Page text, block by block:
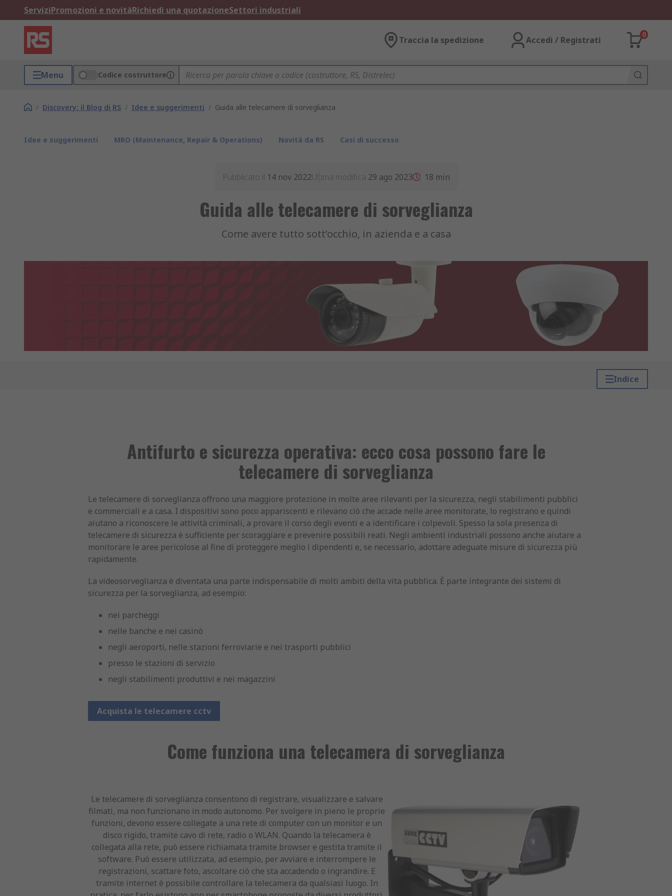
ServiziPromozioni e novitàRichiedi una quotazioneSettori industriali
Traccia la spedizione Accedi / Registrati
0
Menu Codice costruttore
/ Discovery: il Blog di RS / Idee e suggerimenti / Guida alle telecamere di sorveglianza
Idee e suggerimenti MRO (Maintenance, Repair & Operations) Novità da RS Casi di successo
Pubblicato il 14 nov 2022Ultima modifica 29 ago 2023 18 min
Guida alle telecamere di sorveglianza
Come avere tutto sott’occhio, in azienda e a casa
Indice
Antifurto e sicurezza operativa: ecco cosa possono fare le
telecamere di sorveglianza
Le telecamere di sorveglianza offrono una maggiore protezione in molte aree rilevanti per la sicurezza, negli stabilimenti pubblici
e commerciali e a casa. I dispositivi sono poco appariscenti e rilevano ciò che accade nelle aree monitorate, lo registrano e quindi
aiutano a riconoscere le attività criminali, a provare il corso degli eventi e a identificare i colpevoli. Spesso la sola presenza di
telecamere di sicurezza è sufficiente per scoraggiare e prevenire possibili reati. Negli ambienti industriali possono anche aiutare a
monitorare le aree pericolose al fine di proteggere meglio i dipendenti e, se necessario, adottare adeguate misure di sicurezza più
rapidamente.
La videosorveglianza è diventata una parte indispensabile di molti ambiti della vita pubblica. È parte integrante dei sistemi di
sicurezza per la sorveglianza, ad esempio:
nei parcheggi
nelle banche e nei casinò
negli aeroporti, nelle stazioni ferroviarie e nei trasporti pubblici
presso le stazioni di servizio
negli stabilimenti produttivi e nei magazzini
Acquista le telecamere cctv
Come funziona una telecamera di sorveglianza
Le telecamere di sorveglianza consentono di registrare, visualizzare e salvare
filmati, ma non funzionano in modo autonomo. Per svolgere in pieno le proprie
funzioni, devono essere collegate a una rete di computer con un monitor e un
disco rigido, tramite cavo di rete, radio o WLAN. Quando la telecamera è
collegata alla rete, può essere richiamata tramite browser e gestita tramite il
software. Può essere utilizzata, ad esempio, per avviare e interrompere le
registrazioni, scattare foto, ascoltare ciò che sta accadendo o ingrandire. E
tramite internet è possibile controllare la telecamera da qualsiasi luogo. In